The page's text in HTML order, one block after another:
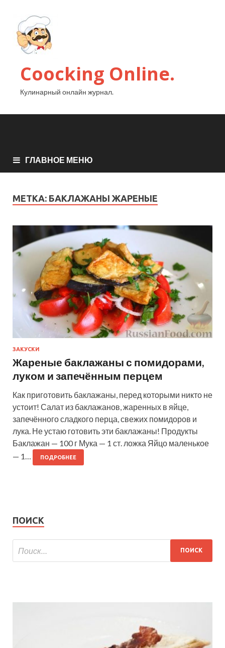
Coocking Online.
Кулинарный онлайн журнал.
ГЛАВНОЕ МЕНЮ
МЕТКА: БАКЛАЖАНЫ ЖАРЕНЫЕ
ЗАКУСКИ
Жареные баклажаны с помидорами,
луком и запечённым перцем
Как приготовить баклажаны, перед которыми никто не
устоит! Салат из баклажанов, жаренных в яйце,
запечённого сладкого перца, свежих помидоров и
лука. Не устаю готовить эти баклажаны! Продукты
Баклажан — 100 г Мука — 1 ст. ложка Яйцо маленькое
— 1…
ПОДРОБНЕЕ
ПОИСК